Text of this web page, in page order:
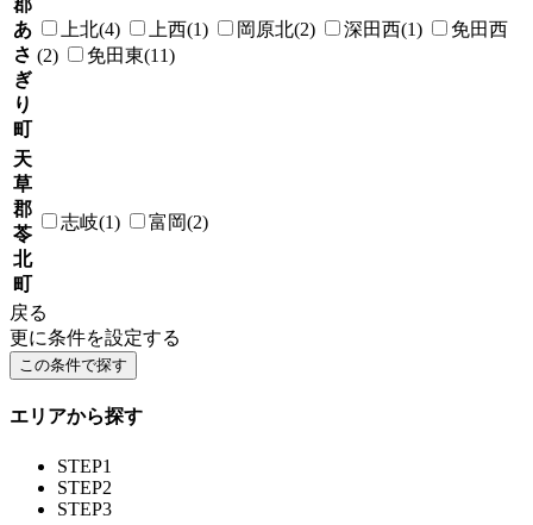
郡
あ
さ
ぎ
り
町
上北(4) 上西(1) 岡原北(2) 深田西(1)
免田西
(2)
免田東(11)
天
草
郡
苓
北
町
志岐(1) 富岡(2)
戻る
更に条件を設定する
エリアから探す
STEP1
STEP2
STEP3